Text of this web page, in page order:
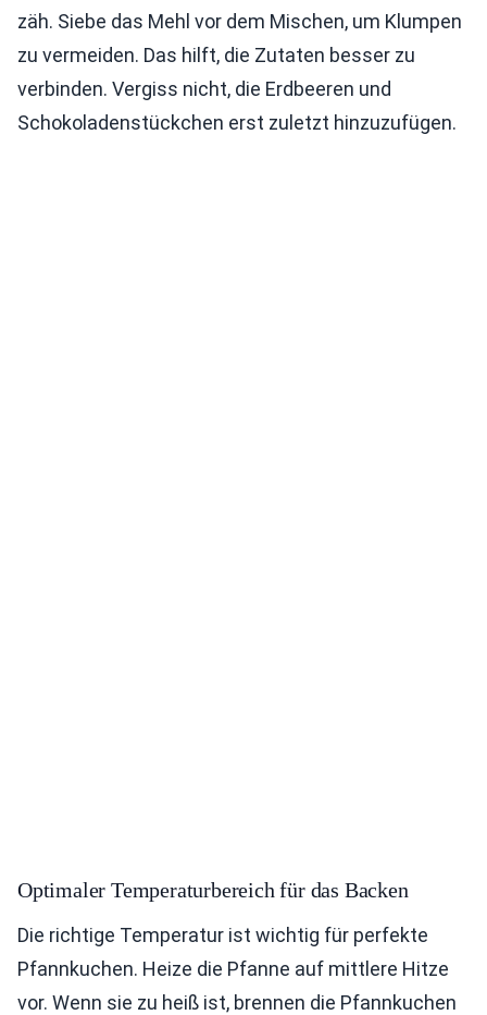
zäh. Siebe das Mehl vor dem Mischen, um Klumpen
zu vermeiden. Das hilft, die Zutaten besser zu
verbinden. Vergiss nicht, die Erdbeeren und
Schokoladenstückchen erst zuletzt hinzuzufügen.
Optimaler Temperaturbereich für das Backen
Die richtige Temperatur ist wichtig für perfekte
Pfannkuchen. Heize die Pfanne auf mittlere Hitze
vor. Wenn sie zu heiß ist, brennen die Pfannkuchen